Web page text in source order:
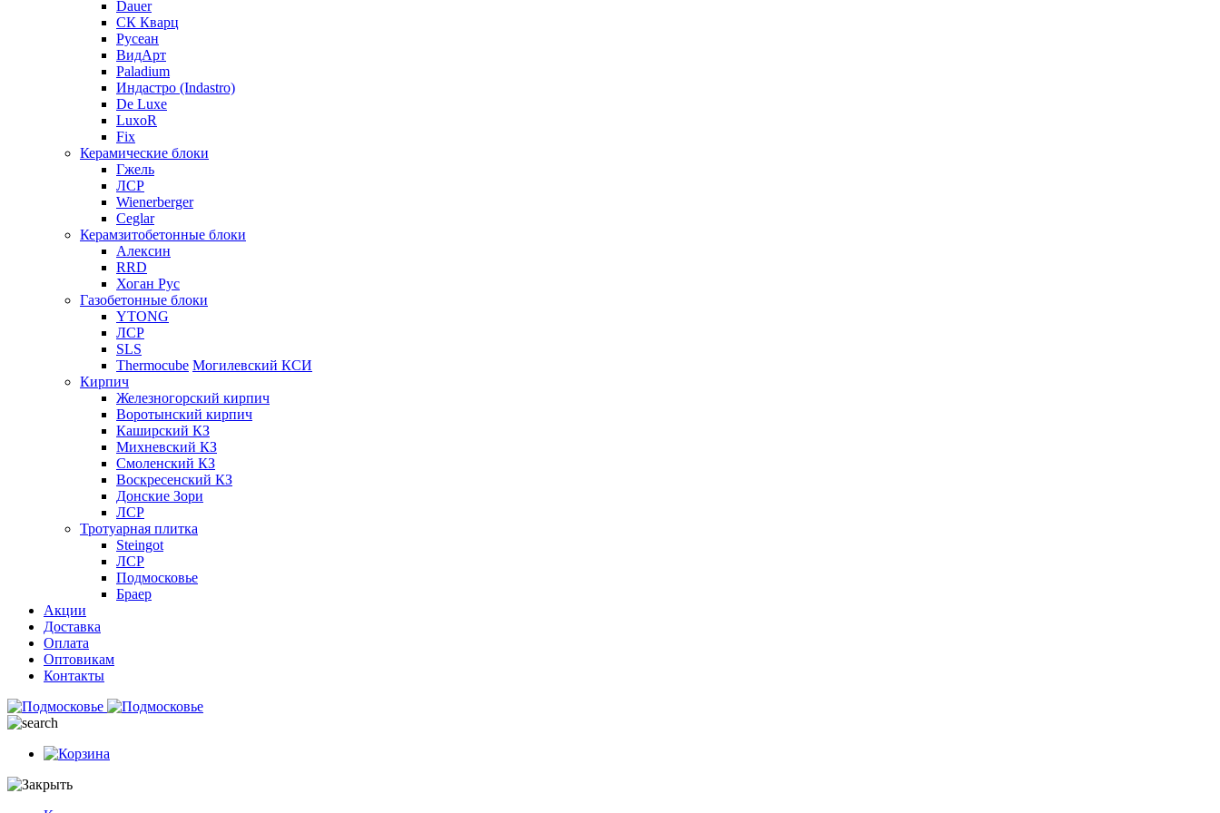
Dauer
СК Кварц
Русеан
ВидАрт
Paladium
Индастро (Indastro)
De Luxe
LuxoR
Fix
Керамические блоки
Гжель
ЛСР
Wienerberger
Ceglar
Керамзитобетонные блоки
Алексин
RRD
Хоган Рус
Газобетонные блоки
YTONG
ЛСР
SLS
Thermocube Могилевский КСИ
Кирпич
Железногорский кирпич
Воротынский кирпич
Каширский КЗ
Михневский КЗ
Смоленский КЗ
Воскресенский КЗ
Донские Зори
ЛСР
Тротуарная плитка
Steingot
ЛСР
Подмосковье
Браер
Акции
Доставка
Оплата
Оптовикам
Контакты